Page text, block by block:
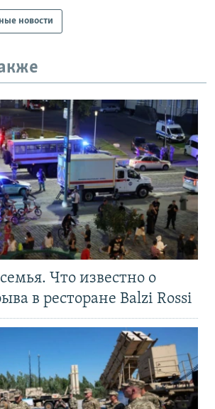
новости
Что известно о
в ресторане Balzi Rossi